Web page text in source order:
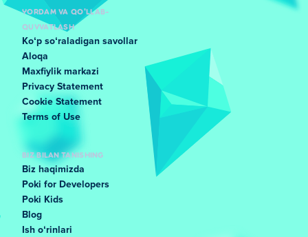
YORDAM VA QO'LLAB-
QUVVATLASH
Koʻp soʻraladigan savollar
Aloqa
Maxfiylik markazi
Privacy Statement
Cookie Statement
Terms of Use
BIZ BILAN TANISHING
Biz haqimizda
Poki for Developers
Poki Kids
Blog
Ish oʻrinlari